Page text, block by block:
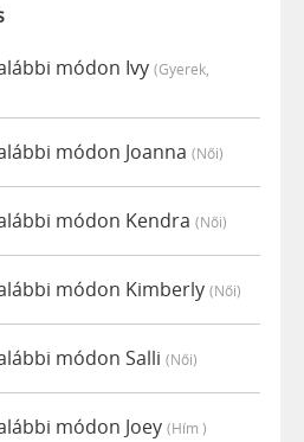
módon Ivy (gyerek,
módon Joanna (női)
módon Kendra (női)
módon Kimberly (női)
módon Salli (női)
módon Joey (hím )